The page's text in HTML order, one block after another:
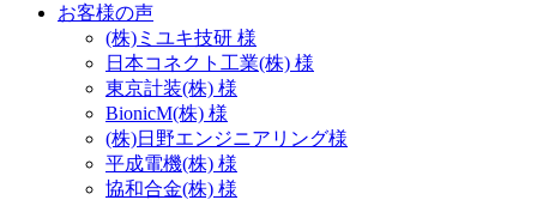
お客様の声
(株)ミユキ技研 様
日本コネクト工業(株) 様
東京計装(株) 様
BionicM(株) 様
(株)日野エンジニアリング様
平成電機(株) 様
協和合金(株) 様